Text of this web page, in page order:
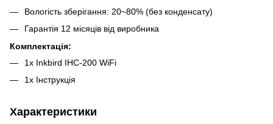
Вологість зберігання: 20~80% (без конденсату)
Гарантія 12 місяців від виробника
Комплектація:
1x Inkbird IHC-200 WiFi
1x Інструкція
Характеристики